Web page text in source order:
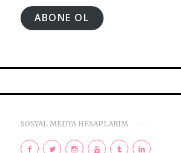
Adresi
ABONE OL
SOSYAL MEDYA HESAPLARIM
F
T
I
Y
T
L